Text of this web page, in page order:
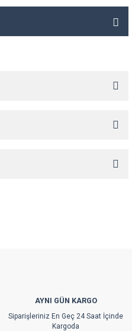
olmalı.
AYNI GÜN KARGO
Siparişleriniz En Geç 24 Saat İçinde
Kargoda